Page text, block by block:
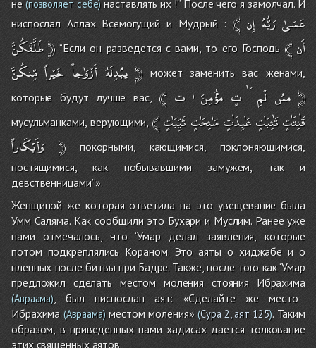
не(позволяет себе) наставлять их !’’ После чего я замолчал. И
ниспослал Аллах Всемогущий и Мудрый :﴾ عَسَىٰ رَبُّهُ إِن
طَلَّقَكُنَّ﴿‘‘Если он разведется с вами, то его Господь ﴾ أَن
يبُْدِلَهُ أَزْوَٰجاً خَيْراً مِّنكُنَّ ﴿может заменить вас женами,
которые будут лучше вас, ﴾ مسُ لْمِ تٍ مؤُّْمِنَ ت ﴿
мусульманками, верующими, ﴾ قَٰنِتَٰتٍتَٰئِبَٰتٍعَٰبِدَٰتٍسَٰئِحَٰتٍثَيِّبَٰتٍ
وَأَبْكَاراً ﴿покорными, кающимися, поклоняющимися,
постящимися, как побывавшими замужем, так и
девственницами’’».
Женщиной же которая ответила на это увещевание была
Умм Саляма. Как сообщили это Бухари и Муслим. Ранее уже
нами отмечалось, что ‘Умар делал заявления, которые
потом подкреплялись Кораном. Это аяты о хиджабе и о
пленных после битвы при Бадре. Также, после того как ‘Умар
предложил сделать местом моления стояния Ибрахима
(Авраама) , был ниспослан аят: «Сделайте же место
Ибрахима (Авраама)местом моления»(Сура 2, аят 125). Таким
образом, в приведенных нами хадисах дается толкование
этих священных аятов.